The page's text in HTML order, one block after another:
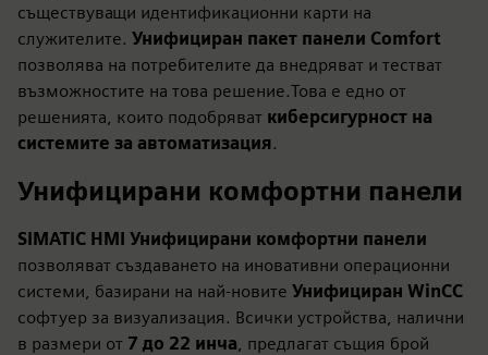
съществуващи идентификационни карти на
служителите. Унифициран пакет панели Comfort
позволява на потребителите да внедряват и тестват
възможностите на това решение.Това е едно от
решенията, които подобряват киберсигурност на
системите за автоматизация.
Унифицирани комфортни панели
SIMATIC HMI Унифицирани комфортни панели
позволяват създаването на иновативни операционни
системи, базирани на най-новите Унифициран WinCC
софтуер за визуализация. Всички устройства, налични
в размери от 7 до 22 инча , предлагат същия брой